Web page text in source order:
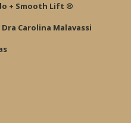
+ Smooth Lift ®️
Carolina Malavassi